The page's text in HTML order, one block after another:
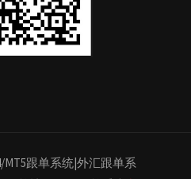
MT5跟单系统|外汇跟单系